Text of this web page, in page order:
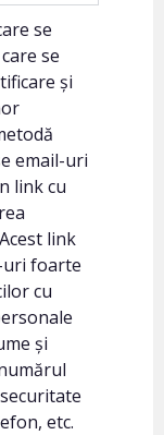
se
se
și
email-uri
link cu
link
uri foarte
cu
și
etc.